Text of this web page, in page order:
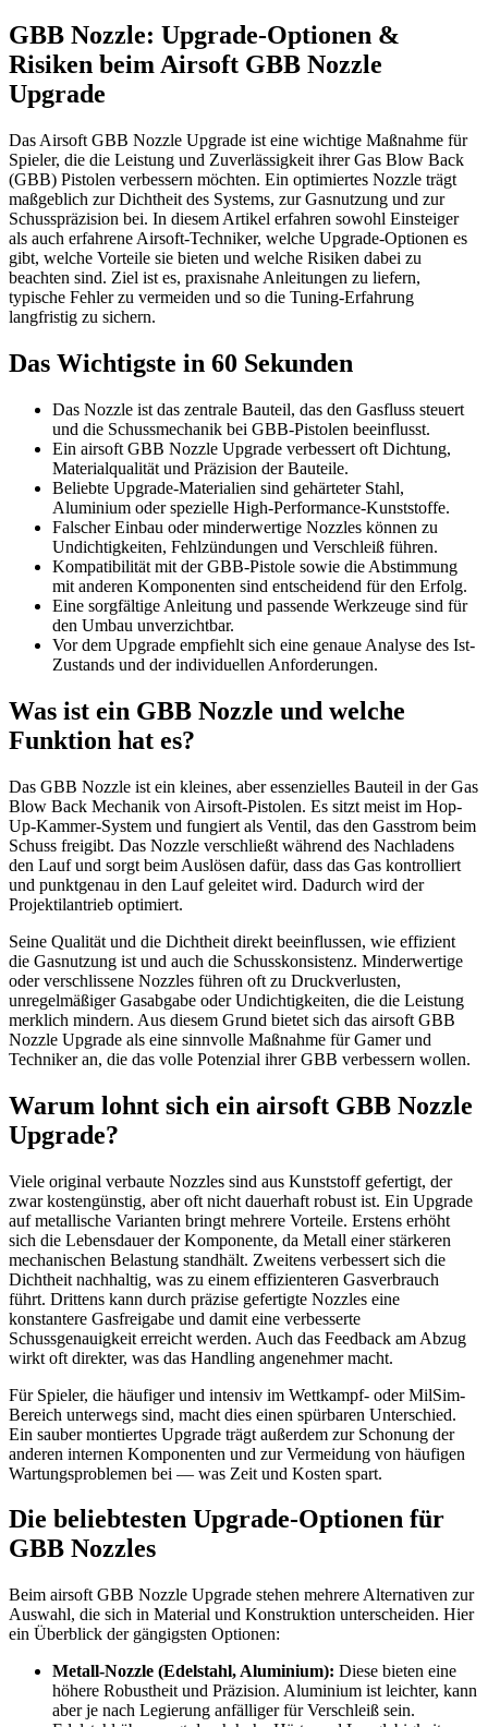
GBB Nozzle: Upgrade-Optionen &
Risiken beim Airsoft GBB Nozzle
Upgrade
Das Airsoft GBB Nozzle Upgrade ist eine wichtige Maßnahme für
Spieler, die die Leistung und Zuverlässigkeit ihrer Gas Blow Back
(GBB) Pistolen verbessern möchten. Ein optimiertes Nozzle trägt
maßgeblich zur Dichtheit des Systems, zur Gasnutzung und zur
Schusspräzision bei. In diesem Artikel erfahren sowohl Einsteiger
als auch erfahrene Airsoft-Techniker, welche Upgrade-Optionen es
gibt, welche Vorteile sie bieten und welche Risiken dabei zu
beachten sind. Ziel ist es, praxisnahe Anleitungen zu liefern,
typische Fehler zu vermeiden und so die Tuning-Erfahrung
langfristig zu sichern.
Das Wichtigste in 60 Sekunden
Das Nozzle ist das zentrale Bauteil, das den Gasfluss steuert
und die Schussmechanik bei GBB-Pistolen beeinflusst.
Ein airsoft GBB Nozzle Upgrade verbessert oft Dichtung,
Materialqualität und Präzision der Bauteile.
Beliebte Upgrade-Materialien sind gehärteter Stahl,
Aluminium oder spezielle High-Performance-Kunststoffe.
Falscher Einbau oder minderwertige Nozzles können zu
Undichtigkeiten, Fehlzündungen und Verschleiß führen.
Kompatibilität mit der GBB-Pistole sowie die Abstimmung
mit anderen Komponenten sind entscheidend für den Erfolg.
Eine sorgfältige Anleitung und passende Werkzeuge sind für
den Umbau unverzichtbar.
Vor dem Upgrade empfiehlt sich eine genaue Analyse des Ist-
Zustands und der individuellen Anforderungen.
Was ist ein GBB Nozzle und welche
Funktion hat es?
Das GBB Nozzle ist ein kleines, aber essenzielles Bauteil in der Gas
Blow Back Mechanik von Airsoft-Pistolen. Es sitzt meist im Hop-
Up-Kammer-System und fungiert als Ventil, das den Gasstrom beim
Schuss freigibt. Das Nozzle verschließt während des Nachladens
den Lauf und sorgt beim Auslösen dafür, dass das Gas kontrolliert
und punktgenau in den Lauf geleitet wird. Dadurch wird der
Projektilantrieb optimiert.
Seine Qualität und die Dichtheit direkt beeinflussen, wie effizient
die Gasnutzung ist und auch die Schusskonsistenz. Minderwertige
oder verschlissene Nozzles führen oft zu Druckverlusten,
unregelmäßiger Gasabgabe oder Undichtigkeiten, die die Leistung
merklich mindern. Aus diesem Grund bietet sich das airsoft GBB
Nozzle Upgrade als eine sinnvolle Maßnahme für Gamer und
Techniker an, die das volle Potenzial ihrer GBB verbessern wollen.
Warum lohnt sich ein airsoft GBB Nozzle
Upgrade?
Viele original verbaute Nozzles sind aus Kunststoff gefertigt, der
zwar kostengünstig, aber oft nicht dauerhaft robust ist. Ein Upgrade
auf metallische Varianten bringt mehrere Vorteile. Erstens erhöht
sich die Lebensdauer der Komponente, da Metall einer stärkeren
mechanischen Belastung standhält. Zweitens verbessert sich die
Dichtheit nachhaltig, was zu einem effizienteren Gasverbrauch
führt. Drittens kann durch präzise gefertigte Nozzles eine
konstantere Gasfreigabe und damit eine verbesserte
Schussgenauigkeit erreicht werden. Auch das Feedback am Abzug
wirkt oft direkter, was das Handling angenehmer macht.
Für Spieler, die häufiger und intensiv im Wettkampf- oder MilSim-
Bereich unterwegs sind, macht dies einen spürbaren Unterschied.
Ein sauber montiertes Upgrade trägt außerdem zur Schonung der
anderen internen Komponenten und zur Vermeidung von häufigen
Wartungsproblemen bei — was Zeit und Kosten spart.
Die beliebtesten Upgrade-Optionen für
GBB Nozzles
Beim airsoft GBB Nozzle Upgrade stehen mehrere Alternativen zur
Auswahl, die sich in Material und Konstruktion unterscheiden. Hier
ein Überblick der gängigsten Optionen:
Metall-Nozzle (Edelstahl, Aluminium): Diese bieten eine
höhere Robustheit und Präzision. Aluminium ist leichter, kann
aber je nach Legierung anfälliger für Verschleiß sein.